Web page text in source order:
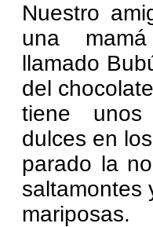
Nuestro
una
llamado
del
tiene
dulces en
parado la
saltamontes
mariposas.